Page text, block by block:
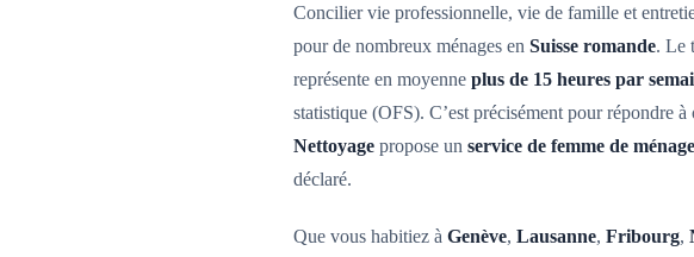
Concilier vie professionnelle, vie de famille et
pour de nombreux ménages en Suisse romande. Le
représente en moyenne plus de 15 heures par
statistique (OFS). C’est précisément pour répondre à
Nettoyage propose un service de femme de
déclaré.
Que vous habitiez à Genève, Lausanne, Fribourg,